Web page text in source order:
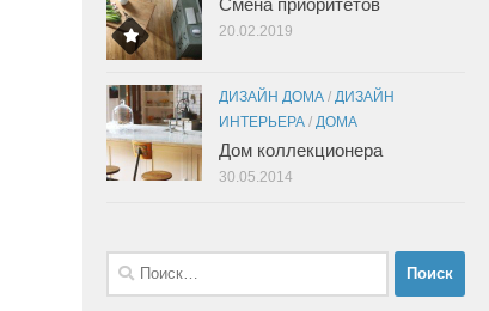
20.02.2019
ДИЗАЙН ДОМА / ДИЗАЙН
ИНТЕРЬЕРА / ДОМА
Дом коллекционера
30.05.2014
Найти: